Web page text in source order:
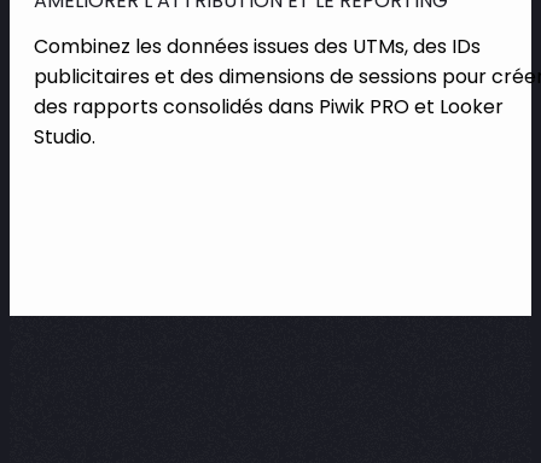
Combinez les données issues des UTMs, des IDs
publicitaires et des dimensions de sessions pour
des rapports consolidés dans Piwik PRO et Looker
Studio.